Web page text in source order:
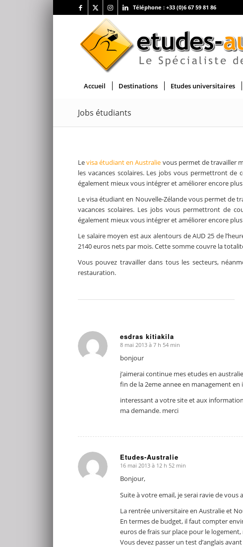
Téléphone : +33 (0)6 67 59 81 86
Accueil Destinations Etudes universitaires
Jobs étudiants
Levisa étudiant en Australie vous permet de travailler
les vacances scolaires. Les jobs vous permettront
également mieux vous intégrer et améliorer encore
Le visa étudiant en Nouvelle-Zélande vous permet de
vacances scolaires. Les jobs vous permettront de
également mieux vous intégrer et améliorer encore
Le salaire moyen est aux alentours de AUD 25 de
2140 euros nets par mois. Cette somme couvre la
Vous pouvez travailler dans tous les secteurs,
restauration.
esdras kitiakila
dit
:
8 mai 2013 à 7 h 54 min
bonjour
j’aimerai continue mes etudes en
fin de la 2eme annee en management
interessant a votre site et aux
ma demande. merci
Etudes-Australie
dit
:
16 mai 2013 à 12 h 52 min
Bonjour,
Suite à votre email, je serai ravie de
La rentrée universitaire en Australie et
En termes de budget, il faut compter
euros de frais sur place pour le
Vous devez passer un test d’anglais